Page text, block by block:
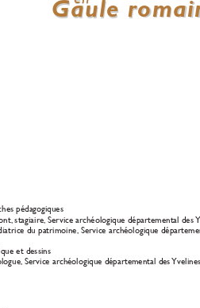
Gaule r
Gaule r
pédagogiques
stagiaire, Service archéologique départemental des
du patrimoine Service archéologique
et dessins
Service archéologique départemental des